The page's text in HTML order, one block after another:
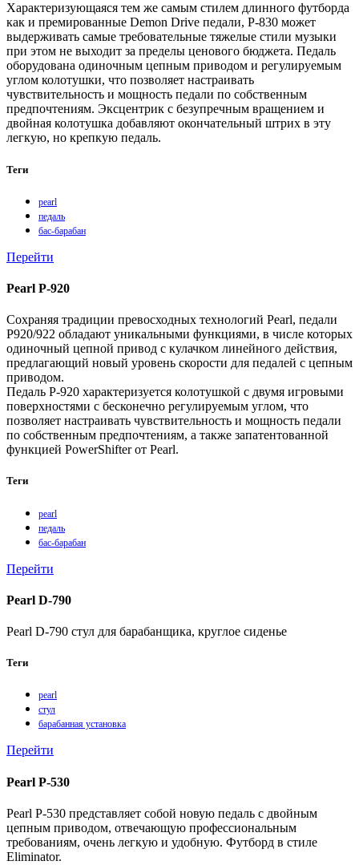
Характеризующаяся тем же самым стилем длинного футборда
как и премированные Demon Drive педали, Р-830 может
выдерживать самые требовательные тяжелые стили музыки
при этом не выходит за пределы ценового бюджета. Педаль
оборудована одиночным цепным приводом и регулируемым
углом колотушки, что позволяет настраивать
чувствительность и мощность педали по собственным
предпочтениям. Эксцентрик с безупречным вращением и
двойная колотушка добавляют окончательный штрих в эту
легкую, но крепкую педаль.
Теги
pearl
педаль
бас-барабан
Перейти
Pearl P-920
Сохраняя традиции превосходных технологий Pearl, педали
P920/922 обладают уникальными функциями, в числе которых
одиночный цепной привод с кулачком линейного действия,
предлагающий новый уровень скорости для педалей с цепным
приводом.
Педаль P-920 характеризуется колотушкой с двумя игровыми
поверхностями с бесконечно регулируемым углом, что
позволяет настраивать чувствительность и мощность педали
по собственным предпочтениям, а также запатентованной
функцией PowerShifter от Pearl.
Теги
pearl
педаль
бас-барабан
Перейти
Pearl D-790
Pearl D-790 стул для барабанщика, круглое сиденье
Теги
pearl
стул
барабанная установка
Перейти
Pearl P-530
Pearl P-530 представляет собой новую педаль с двойным
цепным приводом, отвечающую профессиональным
требованиям, очень легкую и удобную. Футборд в стиле
Eliminator.